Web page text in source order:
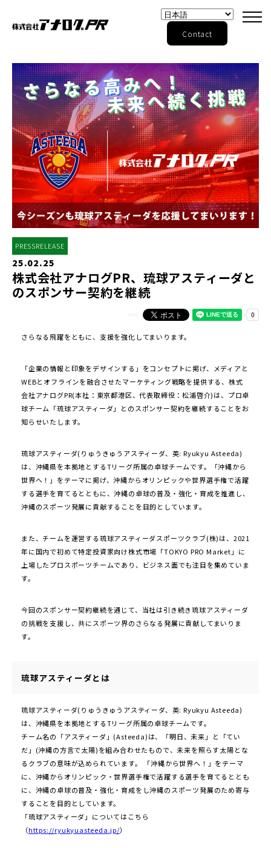
Contact
PRESSRELEASE
25.02.25
株式会社アナログPR、琉球アスティーダと
のスポンサー契約を継続
さらなる飛躍をともに、支援を強化してまいります。
「企業の情報と印象をデザインする」をコンセプトに掲げ、メディアと
WEBとオフラインを融合させたマーケティング戦略を提供する、株式
会社アナログPR(本社：東京都港区、代表取締役：松浦啓介)は、プロ卓
球チーム「琉球アスティーダ」とのスポンサー契約を継続することをお
知らせいたします。
琉球アスティーダ(りゅうきゅうアスティーダ、英: Ryukyu Asteeda)
は、沖縄県を本拠地とするTリーグ所属の卓球チームです。「沖縄から
世界へ！」をテーマに掲げ、沖縄からオリンピックや世界選手権で活躍
する選手を育てるとともに、沖縄の卓球の普及・強化・育成を推進し、
沖縄のスポーツ発展に貢献することを目的としています。
また、チームを運営する琉球アスティーダスポーツクラブ(株)は、2021
年に国内で初めて特定投資家向け株式市場「TOKYO PRO Market」に
上場したプロスポーツチームであり、ビジネス面でも注目を集めていま
す。
今回のスポンサー契約継続を通じて、当社は引き続き琉球アスティーダ
の挑戦を支援し、共にスポーツ界のさらなる発展に貢献してまいりま
す。
琉球アスティーダとは
琉球アスティーダ(りゅうきゅうアスティーダ、英: Ryukyu Asteeda)
は、沖縄県を本拠地とするTリーグ所属の卓球チームです。
チーム名の「アスティーダ」(Asteeda)は、「明日、未来」と「てい
だ」(沖縄の方言で太陽)を組み合わせたもので、未来を照らす太陽とな
るクラブの意味が込められています。 「沖縄から世界へ！」をテーマ
に、沖縄からオリンピック・世界選手権で活躍する選手を育てるととも
に、沖縄の卓球の普及・強化・育成をし沖縄のスポーツ発展のため寄与
することを目的としています。
「琉球アスティーダ」についてはこちら
（https://ryukyuasteeda.jp/）